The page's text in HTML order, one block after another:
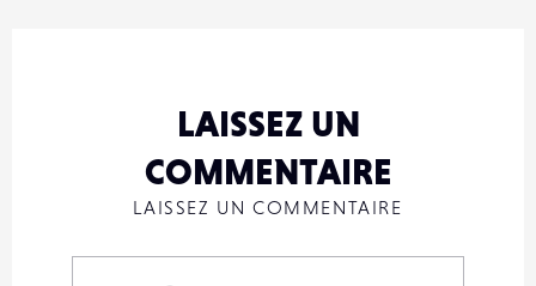
LAISSEZ UN
COMMENTAIRE
LAISSEZ UN COMMENTAIRE